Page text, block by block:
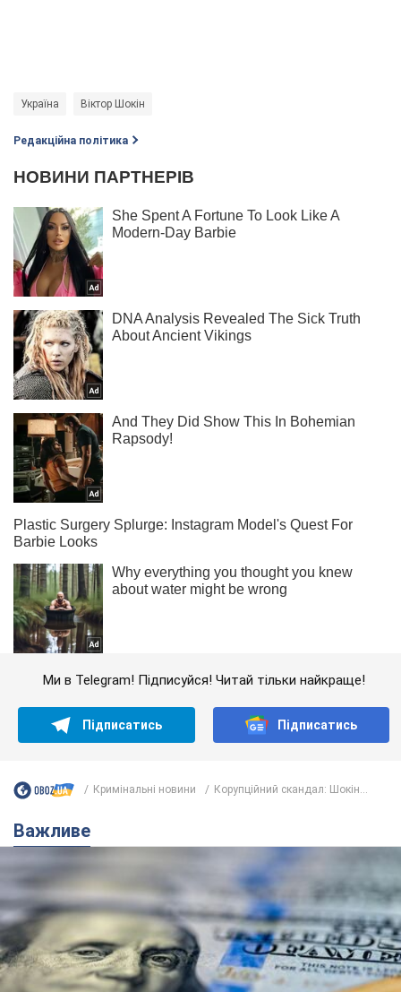
Україна Віктор Шокін
Редакційна політика
Ми в Telegram! Підписуйся! Читай тільки найкраще!
Підписатись Підписатись
Кримінальні новини Корупційний скандал: Шокін...
Важливе